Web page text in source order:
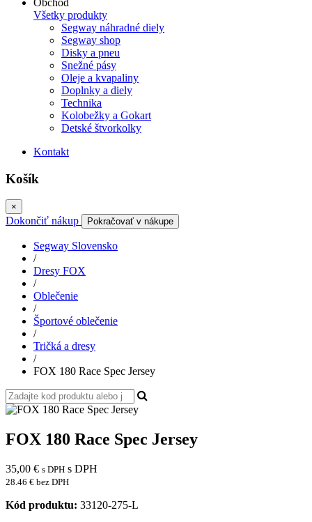
Obchod
Všetky produkty
Segway náhradné diely
Segway shop
Disky a pneu
Snežné pásy
Oleje a kvapaliny
Doplnky a diely
Technika
Kolobežky a Gokart
Detské štvorkolky
Kontakt
Košík
×
Dokončiť nákup Pokračovať v nákupe
Segway Slovensko
/
Dresy FOX
/
Oblečenie
/
Športové oblečenie
/
Tričká a dresy
/
FOX 180 Race Spec Jersey
FOX 180 Race Spec Jersey
35,00 € s DPH s DPH
28.46 € bez DPH
Kód produktu: 33120-275-L